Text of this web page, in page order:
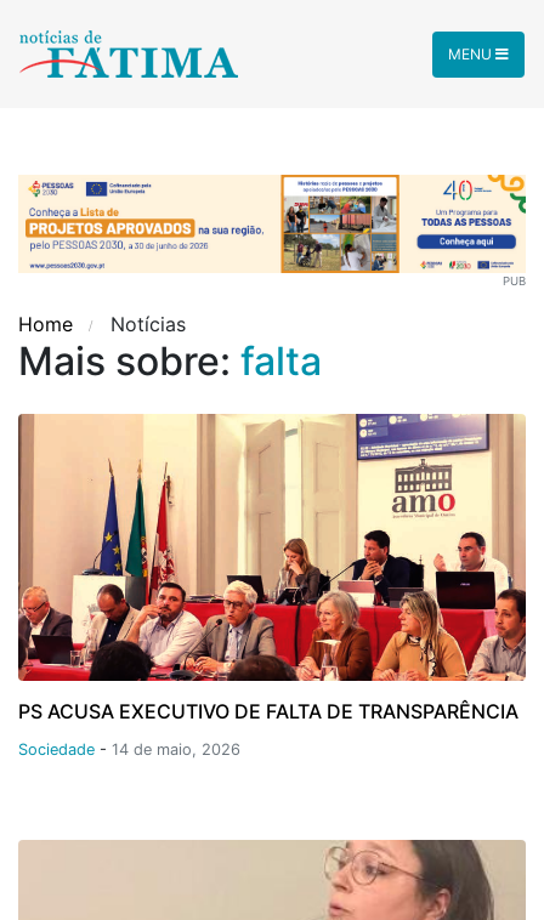
MENU
PUB
Home Notícias
Mais sobre: falta
PS ACUSA EXECUTIVO DE FALTA DE TRANSPARÊNCIA
Sociedade - 14 de maio, 2026